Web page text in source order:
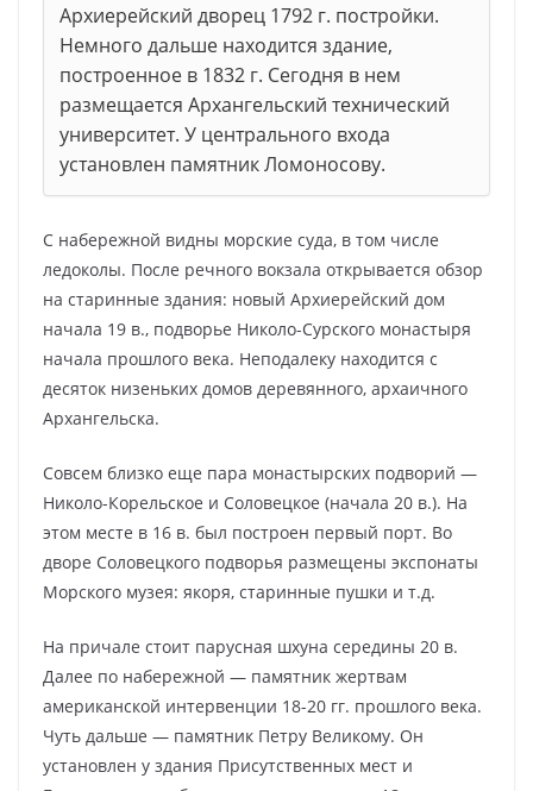
Архиерейский дворец 1792 г. постройки.
Немного дальше находится здание,
построенное в 1832 г. Сегодня в нем
размещается Архангельский технический
университет. У центрального входа
установлен памятник Ломоносову.
С набережной видны морские суда, в том числе
ледоколы. После речного вокзала открывается обзор
на старинные здания: новый Архиерейский дом
начала 19 в., подворье Николо-Сурского монастыря
начала прошлого века. Неподалеку находится с
десяток низеньких домов деревянного, архаичного
Архангельска.
Совсем близко еще пара монастырских подворий —
Николо-Корельское и Соловецкое (начала 20 в.). На
этом месте в 16 в. был построен первый порт. Во
дворе Соловецкого подворья размещены экспонаты
Морского музея: якоря, старинные пушки и т.д.
На причале стоит парусная шхуна середины 20 в.
Далее по набережной — памятник жертвам
американской интервенции 18-20 гг. прошлого века.
Чуть дальше — памятник Петру Великому. Он
установлен у здания Присутственных мест и